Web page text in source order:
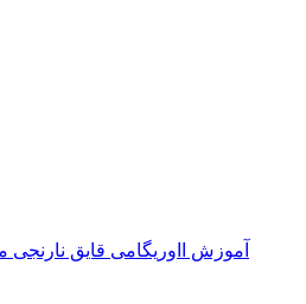
آموزش ااوریگامی قایق